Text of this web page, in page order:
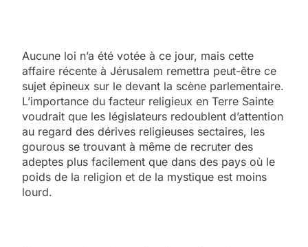
Aucune loi n’a été votée à ce jour, mais cette
affaire récente à Jérusalem remettra peut-être ce
sujet épineux sur le devant la scène parlementaire.
L’importance du facteur religieux en Terre Sainte
voudrait que les législateurs redoublent d’attention
au regard des dérives religieuses sectaires, les
gourous se trouvant à même de recruter des
adeptes plus facilement que dans des pays où le
poids de la religion et de la mystique est moins
lourd.